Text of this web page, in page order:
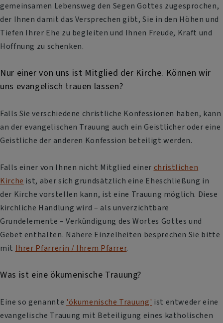
gemeinsamen Lebensweg den Segen Gottes zugesprochen,
der Ihnen damit das Versprechen gibt, Sie in den Höhen und
Tiefen Ihrer Ehe zu begleiten und Ihnen Freude, Kraft und
Hoffnung zu schenken.
Nur einer von uns ist Mitglied der Kirche. Können wir
uns evangelisch trauen lassen?
Falls Sie verschiedene christliche Konfessionen haben, kann
an der evangelischen Trauung auch ein Geistlicher oder eine
Geistliche der anderen Konfession beteiligt werden.
Falls einer von Ihnen nicht Mitglied einer christlichen
Kirche ist, aber sich grundsätzlich eine Eheschließung in
der Kirche vorstellen kann, ist eine Trauung möglich. Diese
kirchliche Handlung wird – als unverzichtbare
Grundelemente – Verkündigung des Wortes Gottes und
Gebet enthalten. Nähere Einzelheiten besprechen Sie bitte
mit Ihrer Pfarrerin / Ihrem Pfarrer.
Was ist eine ökumenische Trauung?
Eine so genannte 'ökumenische Trauung' ist entweder eine
evangelische Trauung mit Beteiligung eines katholischen